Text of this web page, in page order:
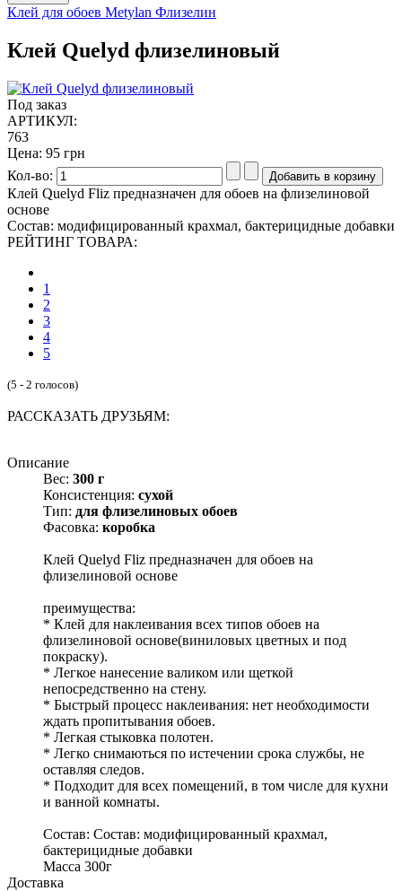
Клей для обоев Metylan Флизелин
Клей Quelyd флизелиновый
Под заказ
АРТИКУЛ:
763
Цена: 95 грн
Кол-во:
Клей Quelyd Fliz предназначен для обоев на флизелиновой
основе
Состав: модифицированный крахмал, бактерицидные добавки
РЕЙТИНГ ТОВАРА:
1
2
3
4
5
(5 - 2 голосов)
РАССКАЗАТЬ ДРУЗЬЯМ:
Описание
Вес: 300 г
Консистенция: сухой
Тип: для флизелиновых обоев
Фасовка: коробка
Клей Quelyd Fliz предназначен для обоев на
флизелиновой основе
преимущества:
* Клей для наклеивания всех типов обоев на
флизелиновой основе(виниловых цветных и под
покраску).
* Легкое нанесение валиком или щеткой
непосредственно на стену.
* Быстрый процесс наклеивания: нет необходимости
ждать пропитывания обоев.
* Легкая стыковка полотен.
* Легко снимаються по истечении срока службы, не
оставляя следов.
* Подходит для всех помещений, в том числе для кухни
и ванной комнаты.
Состав: Состав: модифицированный крахмал,
бактерицидные добавки
Масса 300г
Доставка